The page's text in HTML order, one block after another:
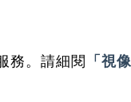
務。請細閱 「視